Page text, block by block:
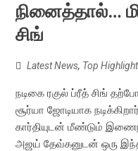
நினைத்தால்…
சிங்
Latest News, Top
நடிகை ரகுல் ப்ரீத் சிங்
சூர்யா ஜோடியாக
கார்தியுடன் மீண்டும்
அஜய் தேவ்கனுடன் ஒரு இந்தி